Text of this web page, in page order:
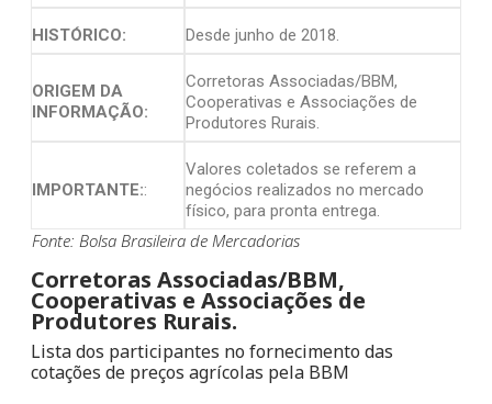
HISTÓRICO: Desde junho de 2018.
ORIGEM DA
INFORMAÇÃO:
Corretoras Associadas/BBM,
Cooperativas e Associações de
Produtores Rurais.
IMPORTANTE::
Valores coletados se referem a
negócios realizados no mercado
físico, para pronta entrega.
Fonte: Bolsa Brasileira de Mercadorias
Corretoras Associadas/BBM,
Cooperativas e Associações de
Produtores Rurais.
Lista dos participantes no fornecimento das
cotações de preços agrícolas pela BBM